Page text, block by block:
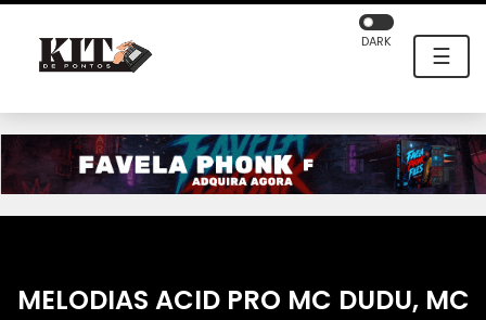
☰
DARK
MELODIAS ACID PRO MC DUDU, MC